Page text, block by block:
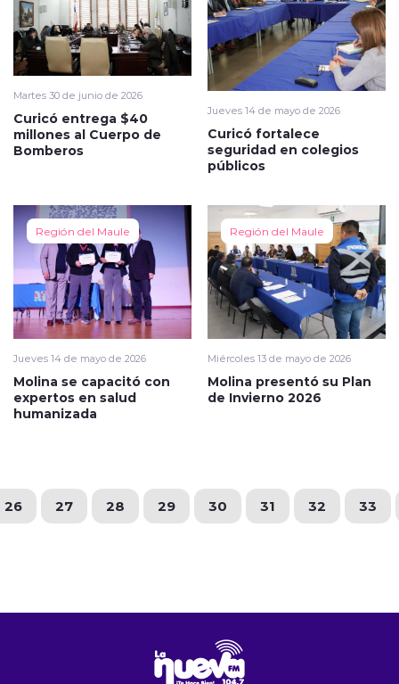
Martes 30 de junio de 2026
Curicó entrega $40
millones al Cuerpo de
Bomberos
Jueves 14 de mayo de 2026
Curicó fortalece
seguridad en colegios
públicos
Región del Maule
Jueves 14 de mayo de 2026
Molina se capacitó con
expertos en salud
humanizada
Región del Maule
Miércoles 13 de mayo de 2026
Molina presentó su Plan
de Invierno 2026
26 27 28 29 30 31 32 33